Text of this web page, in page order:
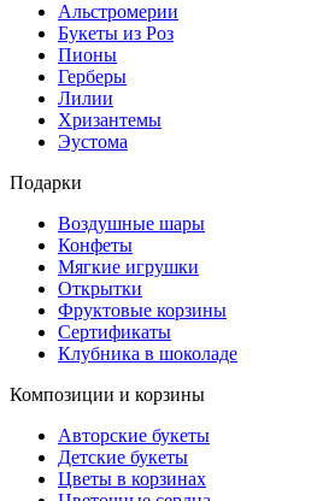
Альстромерии
Букеты из Роз
Пионы
Герберы
Лилии
Хризантемы
Эустома
Подарки
Воздушные шары
Конфеты
Мягкие игрушки
Открытки
Фруктовые корзины
Сертификаты
Клубника в шоколаде
Композиции и корзины
Авторские букеты
Детские букеты
Цветы в корзинах